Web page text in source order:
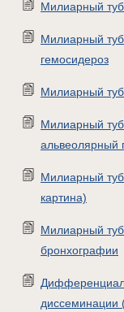
Милиарный
Милиарный
гемосидероз
Милиарный
Милиарный
альвеолярный
Милиарный
картина)
Милиарный
бронхографии
диссеминации